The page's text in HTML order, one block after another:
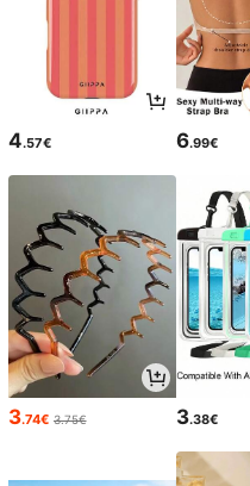
4.57€ 6.99€
3.74€ 3.75€ 3.38€